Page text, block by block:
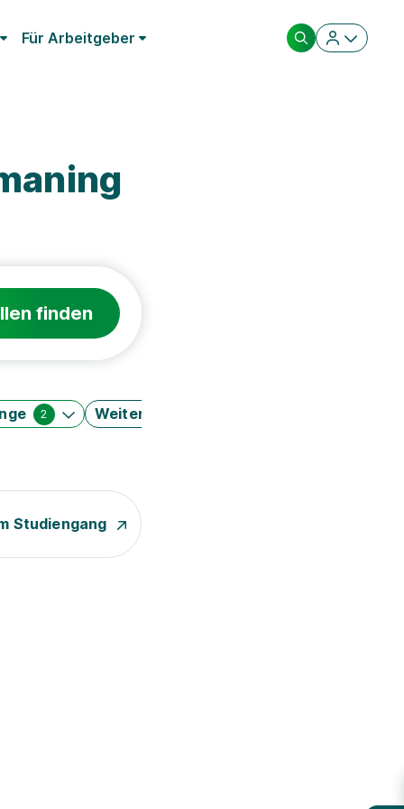
Für Arbeitgeber
finden
2 Weitere Filter
Studiengang